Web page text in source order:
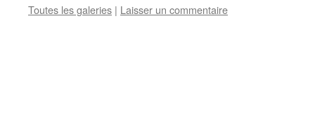
Toutes les galeries | Laisser un commentaire